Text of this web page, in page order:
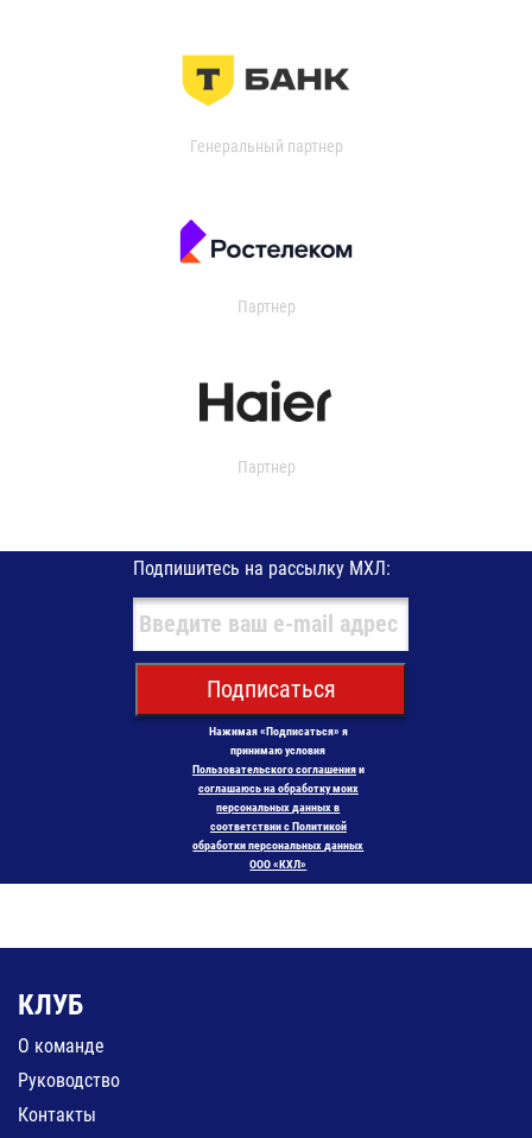
Генеральный партнер
Партнер
Партнер
Подпишитесь на рассылку МХЛ:
Подписаться
Нажимая «Подписаться» я
принимаю условия
Пользовательского соглашенияи
соглашаюсь на обработку моих
персональных данных в
соответствии с Политикой
обработки персональных данных
ООО «КХЛ»
КЛУБ
О команде
Руководство
Контакты